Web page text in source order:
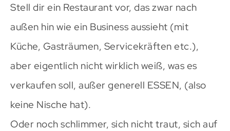
Stell dir ein Restaurant vor, das zwar nach
außen hin wie ein Business aussieht (mit
Küche, Gasträumen, Servicekräften etc.),
aber eigentlich nicht wirklich weiß, was es
verkaufen soll, außer generell ESSEN, (also
keine Nische hat).
Oder noch schlimmer, sich nicht traut, sich auf